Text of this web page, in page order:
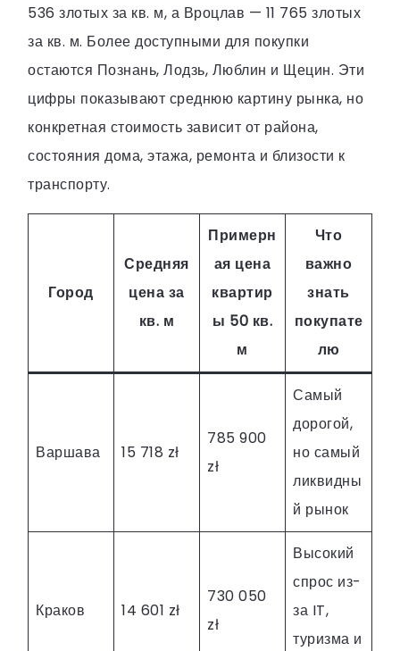
536 злотых за кв. м, а Вроцлав — 11 765 злотых
за кв. м. Более доступными для покупки
остаются Познань, Лодзь, Люблин и Щецин. Эти
цифры показывают среднюю картину рынка, но
конкретная стоимость зависит от района,
состояния дома, этажа, ремонта и близости к
транспорту.
Город
Средняя
цена за
кв. м
Примерн
ая цена
квартир
ы 50 кв.
м
Что
важно
знать
покупате
лю
Варшава 15 718 zł
785 900
zł
Самый
дорогой,
но самый
ликвидны
й рынок
Краков 14 601 zł
730 050
zł
Высокий
спрос из-
за IT,
туризма и